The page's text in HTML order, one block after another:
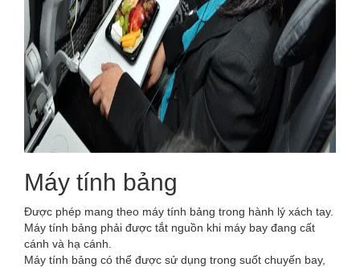
Máy tính bảng
Được phép mang theo máy tính bảng trong hành lý xách tay.
Máy tính bảng phải được tắt nguồn khi máy bay đang cất
cánh và hạ cánh.
Máy tính bảng có thể được sử dụng trong suốt chuyến bay,